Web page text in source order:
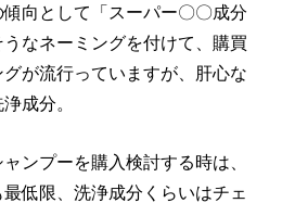
向として「スーパー〇〇成分
なネーミングを付けて、購買
が流行っていますが、肝心な
成分。
ンプーを購入検討する時は、
低限、洗浄成分くらいはチェ